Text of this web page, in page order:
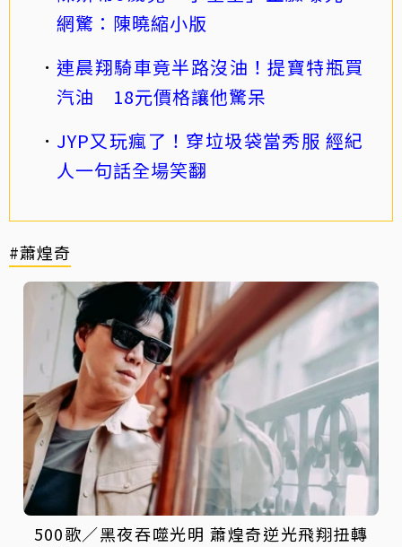
網驚：陳曉縮小版
連晨翔騎車竟半路沒油！提寶特瓶買
汽油 18元價格讓他驚呆
JYP又玩瘋了！穿垃圾袋當秀服 經紀
人一句話全場笑翻
#蕭煌奇
500歌／黑夜吞噬光明 蕭煌奇逆光飛翔扭轉